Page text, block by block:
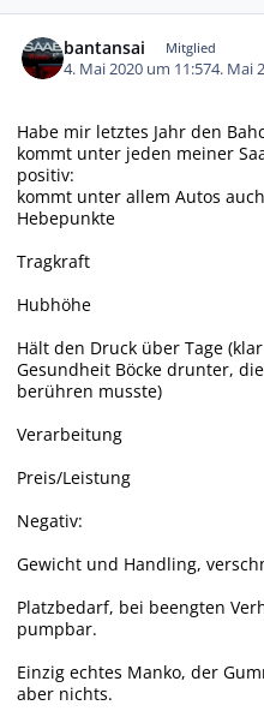
bantansai Mitglied
4. Mai 2020 um 11:574. Mai
Habe mir letztes Jahr den
kommt unter jeden meiner
positiv:
kommt unter allem Autos
Hebepunkte
Tragkraft
Hubhöhe
Hält den Druck über Tage
Gesundheit Böcke drunter,
berühren musste)
Verarbeitung
Preis/Leistung
Negativ:
Gewicht und Handling,
Platzbedarf, bei beengten
pumpbar.
Einzig echtes Manko, der
aber nichts.